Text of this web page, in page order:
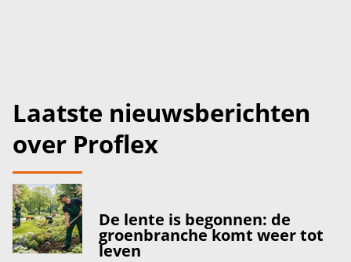
Laatste nieuwsberichten
over Proflex
De lente is begonnen: de
groenbranche komt weer tot
leven